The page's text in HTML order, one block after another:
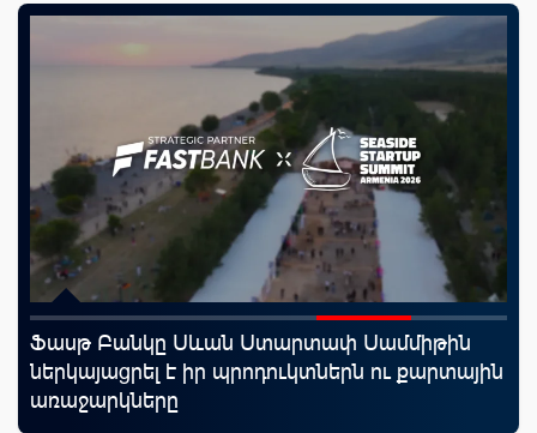
Ֆասթ Բանկը Սևան Ստարտափ Սամմիթին
ներկայացրել է իր պրոդուկտներն ու քարտային
առաջարկները